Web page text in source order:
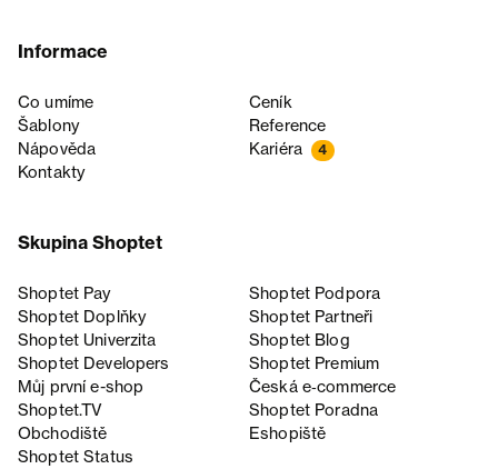
Informace
Co umíme
Ceník
Šablony
Reference
Nápověda
Kariéra 4
Kontakty
Skupina Shoptet
Shoptet Pay
Shoptet Podpora
Shoptet Doplňky
Shoptet Partneři
Shoptet Univerzita
Shoptet Blog
Shoptet Developers
Shoptet Premium
Můj první e-shop
Česká e‑commerce
Shoptet.TV
Shoptet Poradna
Obchodiště
Eshopiště
Shoptet Status